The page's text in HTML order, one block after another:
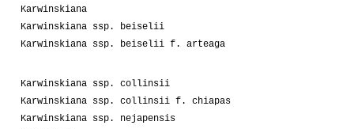
Karwinskiana
Karwinskiana ssp. beiselii
Karwinskiana ssp. beiselii f. arteaga
Karwinskiana ssp. collinsii
Karwinskiana ssp. collinsii f. chiapas
Karwinskiana ssp. nejapensis